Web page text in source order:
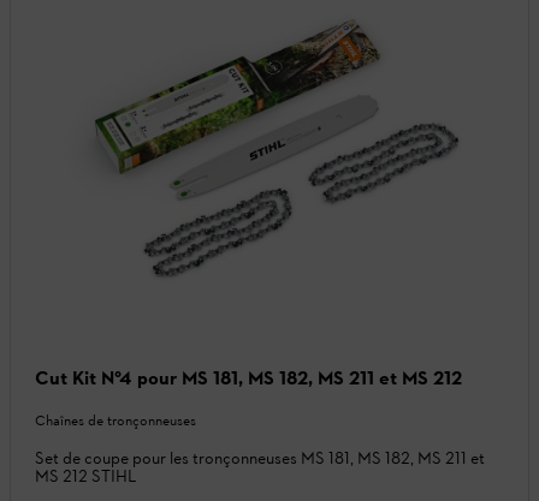
Cut Kit N°4 pour MS 181, MS 182, MS 211 et MS 212
Chaînes de tronçonneuses
Set de coupe pour les tronçonneuses MS 181, MS 182, MS 211 et
MS 212 STIHL